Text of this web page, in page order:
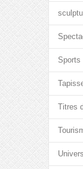
Sports
Titres